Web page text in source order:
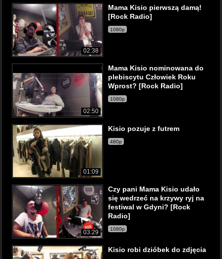
02:38
Mama Kisio pierwszą damą!
[Rock Radio]
1080p
02:50
Mama Kisio nominowana do
plebiscytu Człowiek Roku
Wprost? [Rock Radio]
1080p
01:09
Kisio pozuje z futrem
480p
03:29
Czy pani Mama Kisio udało
się wedrzeć na krzywy ryj na
festiwal w Gdyni? [Rock
Radio]
1080p
Kisio robi dzióbek do zdjęcia